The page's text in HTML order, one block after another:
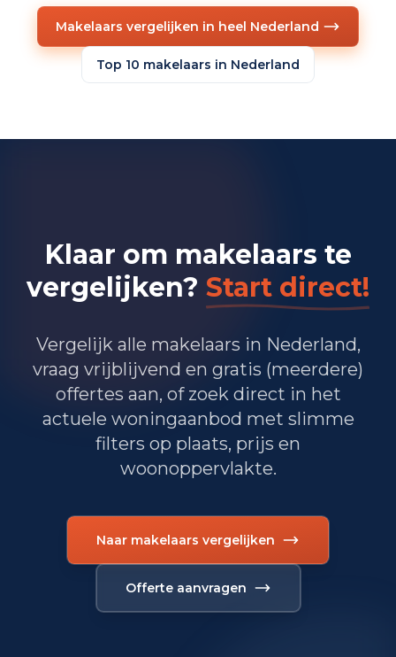
Makelaars vergelijken in heel Nederland
Top 10 makelaars in Nederland
Klaar om makelaars te
vergelijken? Start direct!
Vergelijk alle makelaars in Nederland,
vraag vrijblijvend en gratis (meerdere)
offertes aan, of zoek direct in het
actuele woningaanbod met slimme
filters op plaats, prijs en
woonoppervlakte.
Naar makelaars vergelijken
Offerte aanvragen